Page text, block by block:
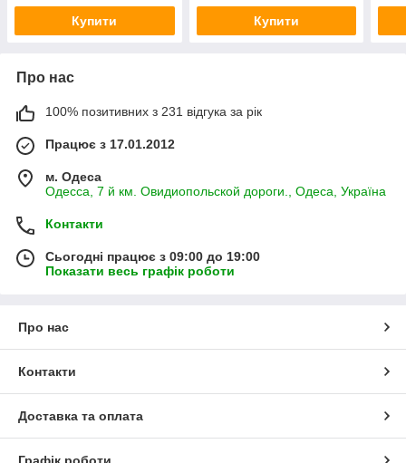
Купити Купити
Про нас
100% позитивних з 231 відгука за рік
Працює з 17.01.2012
м. Одеса
Одесса, 7 й км. Овидиопольской дороги., Одеса, Україна
Контакти
Сьогодні працює з 09:00 до 19:00
Показати весь графік роботи
Про нас
Контакти
Доставка та оплата